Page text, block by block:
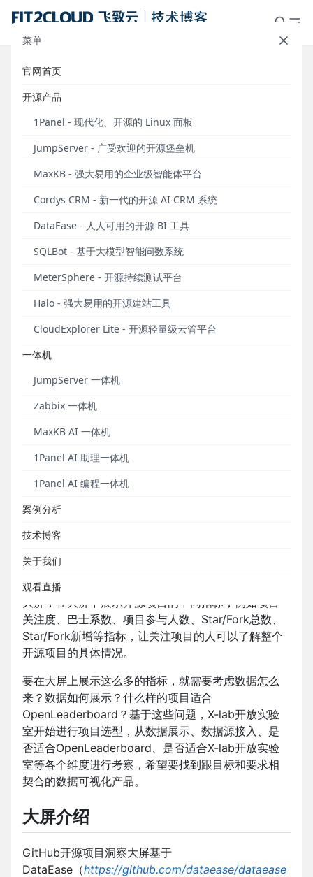
菜单
官网首页
开源产品
1Panel - 现代化、开源的 Linux 面板
JumpServer - 广受欢迎的开源堡垒机
MaxKB - 强大易用的企业级智能体平台
Cordys CRM - 新一代的开源 AI CRM 系统
DataEase - 人人可用的开源 BI 工具
SQLBot - 基于大模型智能问数系统
MeterSphere - 开源持续测试平台
Halo - 强大易用的开源建站工具
CloudExplorer Lite - 开源轻量级云管平台
一体机
JumpServer 一体机
Zabbix 一体机
MaxKB AI 一体机
1Panel AI 助理一体机
1Panel AI 编程一体机
案例分析
技术博客
关于我们
观看直播
仪表板展示 | X-lab开放实验室
GitHub开源项目洞察大屏
背景介绍
同体，由来自国内外著名高校、创业公司、部分互联
网与IT企业的专家学者与工程师所构成，目前已在包括
社区流程自动化、开源全域数据治理与洞察等方面做
出了较有影响力的工作。
OpenLeaderBoard是X-lab开放实验室旗下的开源项
学、公正、透明的方法生成全球开源项目、开源企
业、开源贡献者的排行榜单。OpenLeaderBoard对
响力的排名。
OpenDigger则是X-lab实验室主导的开源生态数据分
析核心项目，负责与开源测量学相关的一切数据、指
的实施标准工具集，当前OpenDigger项目已经在木兰
社区下面进行孵化与培养，并服务于包括木兰社区、
构、媒体等不同的组织。
X-lab开放实验室需要对全球开源项目的相关数据指标
进行多维度的展示，因此希望制作一个开源项目洞察
大屏，在大屏中展示开源项目的不同指标，例如项目
关注度、巴士系数、项目参与人数、Star/Fork总数、
Star/Fork新增等指标，让关注项目的人可以了解整个
开源项目的具体情况。
要在大屏上展示这么多的指标，就需要考虑数据怎么
来？数据如何展示？什么样的项目适合
OpenLeaderboard？基于这些问题，X-lab开放实验
室开始进行项目选型，从数据展示、数据源接入、是
否适合OpenLeaderboard、是否适合X-lab开放实验
室等各个维度进行考察，希望要找到跟目标和要求相
契合的数据可视化产品。
大屏介绍
GitHub开源项目洞察大屏基于
DataEase（https://github.com/dataease/dataease